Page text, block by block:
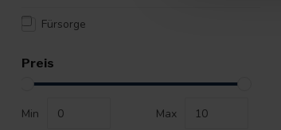
Fürsorge
Preis
Min Max